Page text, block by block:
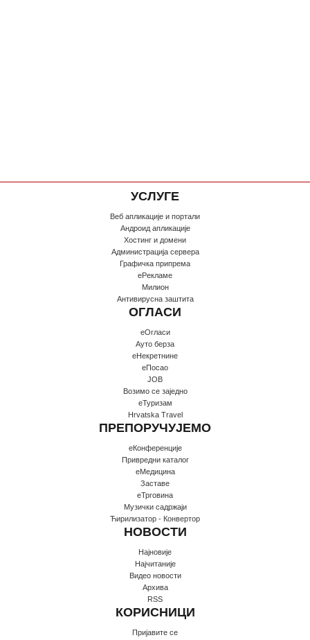
УСЛУГЕ
Веб апликације и портали
Андроид апликације
Хостинг и домени
Администрација сервера
Графичка припрема
еРекламе
Милион
Антивирусна заштита
ОГЛАСИ
еОгласи
Ауто берза
еНекретнине
еПосао
JOB
Возимо се заједно
еТуризам
Hrvatska Travel
ПРЕПОРУЧУЈЕМО
еКонференције
Привредни каталог
еМедицина
Заставе
еТрговина
Музички садржаји
Ћирилизатор - Конвертор
НОВОСТИ
Најновије
Најчитаније
Видео новости
Архива
RSS
КОРИСНИЦИ
Пријавите се